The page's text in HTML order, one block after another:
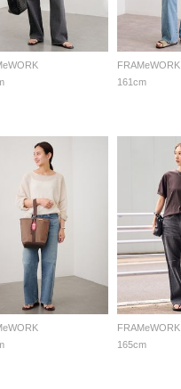
FRAMeWORK
161cm
FRAMeWORK
165cm